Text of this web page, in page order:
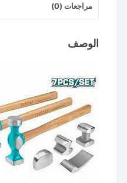
مراجعات (0)
الوصف